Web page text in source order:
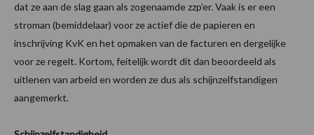
dat ze aan de slag gaan als zogenaamde zzp’er. Vaak is er een
stroman (bemiddelaar) voor ze actief die de papieren en
inschrijving KvK en het opmaken van de facturen en dergelijke
voor ze regelt. Kortom, feitelijk wordt dit dan beoordeeld als
uitlenen van arbeid en worden ze dus als schijnzelfstandigen
aangemerkt.